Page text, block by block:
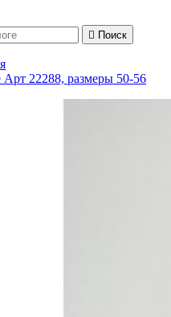
 Поиск
Арт 22288, размеры 50-56